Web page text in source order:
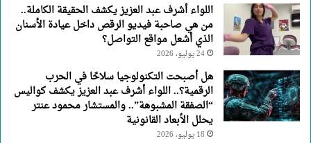
اللواء أشرف عبد العزيز يكشف الحقيقة الكاملة..
من هي صاحبة فيديو الرقص داخل عيادة الأسنان
الذي أشعل مواقع التواصل؟
24 يوليو، 2026
هل أصبحت التكنولوجيا سلاحًا في الحرب
الرقمية؟.. اللواء أشرف عبد العزيز يكشف كواليس
“الصفقة المشبوهة”.. والمستشار محمود عنتر
يحلل الأبعاد القانونية
18 يوليو، 2026